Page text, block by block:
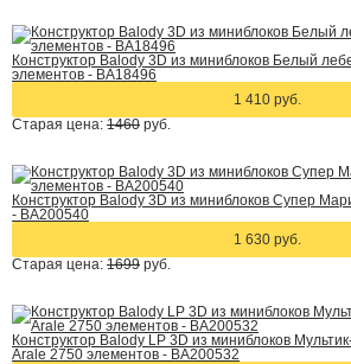
Конструктор Balody 3D из миниблоков Белый
элементов - BA18496
1 410 руб.
Старая цена: 1460 руб.
Конструктор Balody 3D из миниблоков Супер
- BA200540
1 630 руб.
Старая цена: 1699 руб.
Конструктор Balody LP 3D из миниблоков
Arale 2750 элементов - BA200532